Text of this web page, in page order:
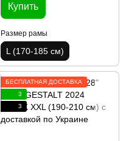
Купить
Размер рамы
L (170-185 см)
БЕСПЛАТНАЯ ДОСТАВКА
3
3